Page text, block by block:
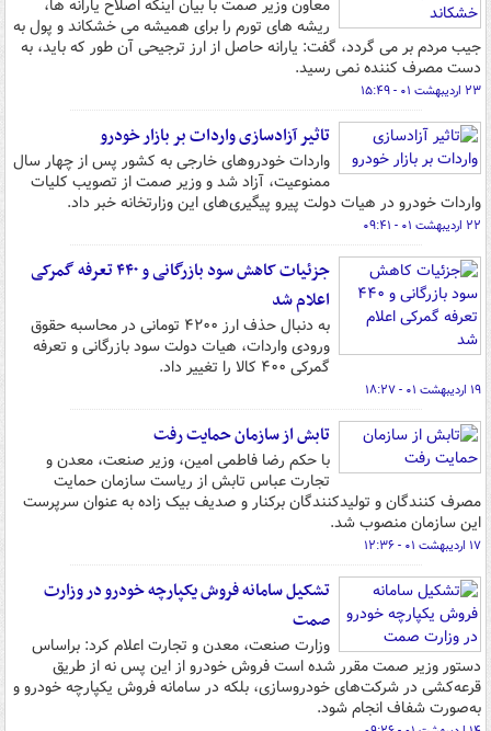
معاون وزیر صمت با بیان اینکه اصلاح یارانه ها،
ریشه های تورم را برای همیشه می خشکاند و پول به
جیب مردم بر می گردد، گفت: یارانه حاصل از ارز ترجیحی آن طور که باید، به
دست مصرف کننده نمی رسید.
۲۳ اردیبهشت ۰۱ - ۱۵:۴۹
تاثیر آزادسازی واردات بر بازار خودرو
واردات خودروهای خارجی به کشور پس از چهار سال
ممنوعیت، آزاد شد و وزیر صمت از تصویب کلیات
واردات خودرو در هیات دولت پیرو پیگیری‌های این وزارتخانه خبر داد.
۲۲ اردیبهشت ۰۱ - ۰۹:۴۱
جزئیات کاهش سود بازرگانی و ۴۴۰ تعرفه گمرکی
اعلام شد
به دنبال حذف ارز ۴۲۰۰ تومانی در محاسبه حقوق
ورودی واردات، هیات دولت سود بازرگانی و تعرفه
گمرکی ۴۰۰ کالا را تغییر داد.
۱۹ اردیبهشت ۰۱ - ۱۸:۲۷
تابش از سازمان حمایت رفت
با حکم رضا فاطمی امین، وزیر صنعت، معدن و
تجارت عباس تابش از ریاست سازمان حمایت
مصرف کنندگان و تولیدکنندگان برکنار و صدیف بیک زاده به عنوان سرپرست
این سازمان منصوب شد.
۱۷ اردیبهشت ۰۱ - ۱۲:۳۶
تشکیل سامانه فروش یکپارچه خودرو در وزارت
صمت
وزارت صنعت، معدن و تجارت اعلام کرد: براساس
دستور وزیر صمت مقرر شده است فروش خودرو از این پس نه از طریق
قرعه‌کشی در شرکت‌های خودروسازی، بلکه در سامانه فروش یکپارچه خودرو و
به‌صورت شفاف انجام شود.